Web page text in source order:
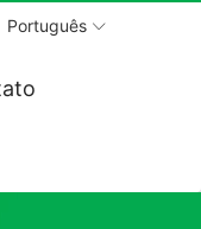
Português